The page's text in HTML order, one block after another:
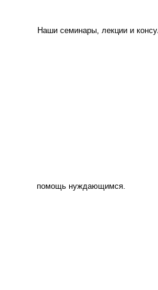
Наши семинары, лекции и
помощь нуждающимся.